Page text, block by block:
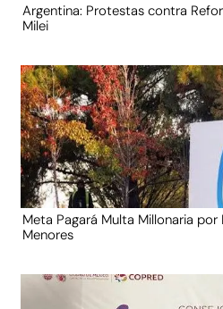
Argentina: Protestas contra
Milei
Meta Pagará Multa Millonaria
Menores